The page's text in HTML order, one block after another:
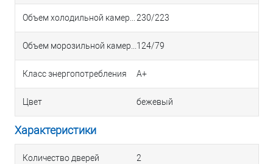
Объем холодильной камеры (общий/полезный), л230/223
Объем морозильной камеры (общий/полезный), л124/79
Класс энергопотребления A+
Цвет бежевый
Характеристики
Количество дверей 2